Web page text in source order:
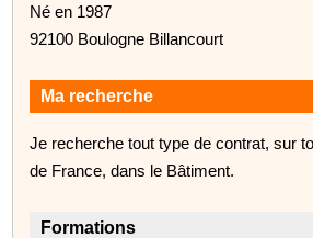
Né en 1987
92100 Boulogne Billancourt
Ma recherche
Je recherche tout type de contrat, sur
de France, dans le Bâtiment.
Formations